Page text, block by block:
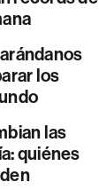
los
las
quiénes